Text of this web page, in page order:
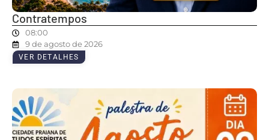
Contratempos
08:00
9 de agosto de 2026
VER DETALHES